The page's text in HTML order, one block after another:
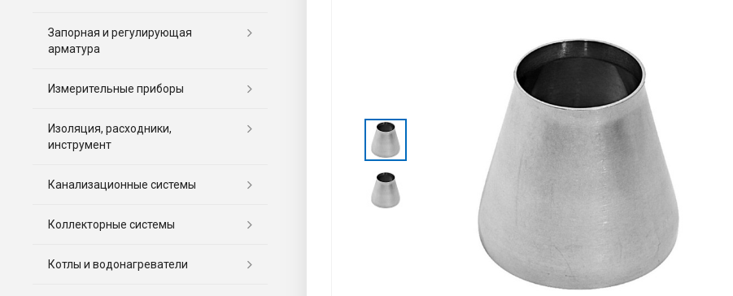
Запорная и регулирующая
арматура
Измерительные приборы
Изоляция, расходники,
инструмент
Канализационные системы
Коллекторные системы
Котлы и водонагреватели